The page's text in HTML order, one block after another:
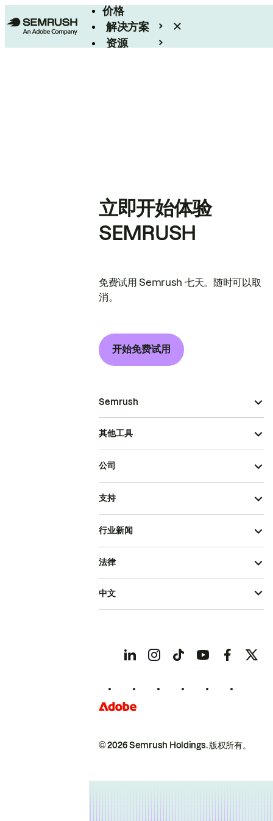
价格
解决方案
资源
立即开始体验
SEMRUSH
免费试用 Semrush 七天。随时可以取
消。
开始免费试用
Semrush
其他工具
公司
支持
行业新闻
© 2026 Semrush Holdings.版权所有。
法律
中文